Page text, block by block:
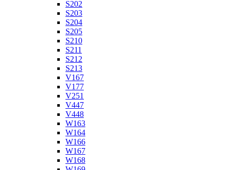
S202
S203
S204
S205
S210
S211
S212
S213
V167
V177
V251
V447
V448
W163
W164
W166
W167
W168